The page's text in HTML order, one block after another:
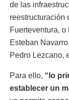
de las
reestructuración
Fuerteventura,
Esteban
Pedro Lezcano,
Para ello, “lo
establecer un